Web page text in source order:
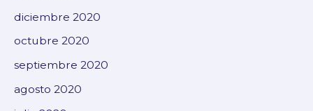
diciembre 2020
octubre 2020
septiembre 2020
agosto 2020